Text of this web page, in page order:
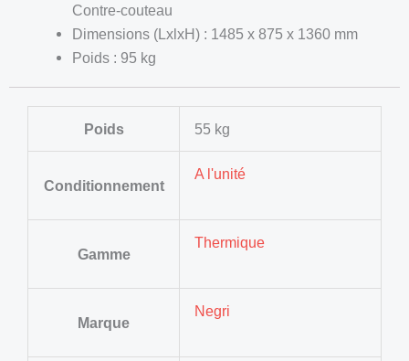
Contre-couteau
Dimensions (LxlxH) : 1485 x 875 x 1360 mm
Poids : 95 kg
Poids 55 kg
Conditionnement
A l'unité
Gamme
Thermique
Marque
Negri